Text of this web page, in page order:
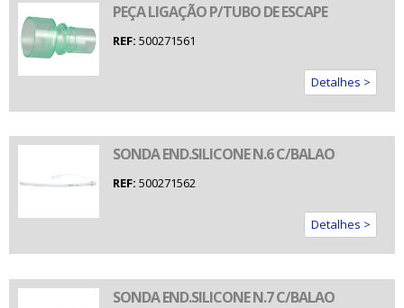
PEÇA LIGAÇÃO P/TUBO DE ESCAPE
REF: 500271561
Detalhes >
SONDA END.SILICONE N.6 C/BALAO
REF: 500271562
Detalhes >
SONDA END.SILICONE N.7 C/BALAO